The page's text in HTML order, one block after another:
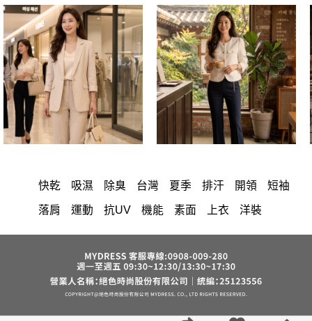
快乾 吸濕 除臭 台灣 夏季 排汗 開領 短袖
落肩 運動 抗UV 機能 素面 上衣 洋裝
中大尺碼 長洋裝 顯瘦 小香風 套裝 棉花糖女孩
婚禮 牛仔褲 西裝褲 長裙 雪紡
襯衫 短洋裝 正韓 洋裝 褲 針織 上身 氣質